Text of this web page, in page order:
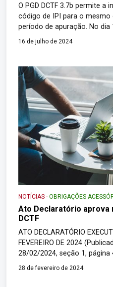
O PGD DCTF 3.7b permite a
código de IPI para o
período de apuração. No dia
Receita Federal
Gerador da Declaração de
16 de julho de 2024
NOTÍCIAS -OBRIGAÇÕES
Ato Declaratório aprova
DCTF
ATO DECLARATÓRIO
FEVEREIRO DE 2024
28/02/2024, seção 1,
Programa Gerador da
28 de fevereiro de 2024